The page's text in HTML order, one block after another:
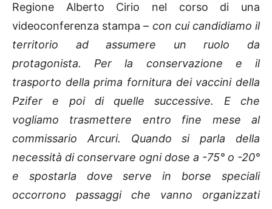
Regione Alberto Cirio nel corso di una
videoconferenza stampa – con cui candidiamo il
territorio ad assumere un ruolo da
protagonista. Per la conservazione e il
trasporto della prima fornitura dei vaccini della
Pzifer e poi di quelle successive. E che
vogliamo trasmettere entro fine mese al
commissario Arcuri. Quando si parla della
necessità di conservare ogni dose a -75° o -20°
e spostarla dove serve in borse speciali
occorrono passaggi che vanno organizzati